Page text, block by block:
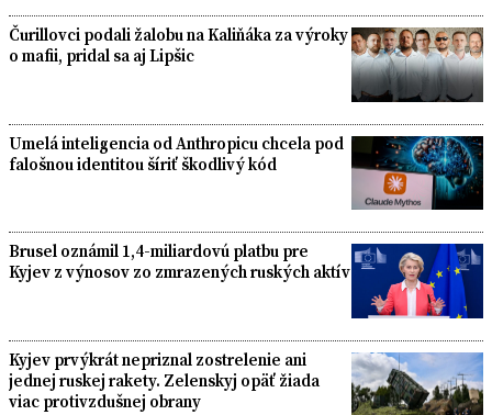
Čurillovci podali žalobu na Kaliňáka za výroky
o mafii, pridal sa aj Lipšic
Umelá inteligencia od Anthropicu chcela pod
falošnou identitou šíriť škodlivý kód
Brusel oznámil 1,4-miliardovú platbu pre
Kyjev z výnosov zo zmrazených ruských aktív
Kyjev prvýkrát nepriznal zostrelenie ani
jednej ruskej rakety. Zelenskyj opäť žiada
viac protivzdušnej obrany